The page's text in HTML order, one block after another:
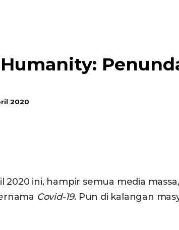
2020
ini, hampir semua media
Covid-19. Pun di kalangan